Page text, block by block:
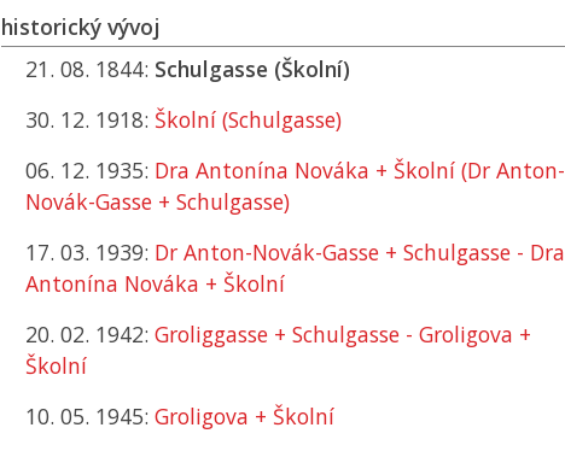
historický vývoj
21. 08. 1844: Schulgasse (Školní)
30. 12. 1918: Školní (Schulgasse)
06. 12. 1935: Dra Antonína Nováka + Školní (Dr Anton-
Novák-Gasse + Schulgasse)
17. 03. 1939: Dr Anton-Novák-Gasse + Schulgasse - Dra
Antonína Nováka + Školní
20. 02. 1942: Groliggasse + Schulgasse - Groligova +
Školní
10. 05. 1945: Groligova + Školní